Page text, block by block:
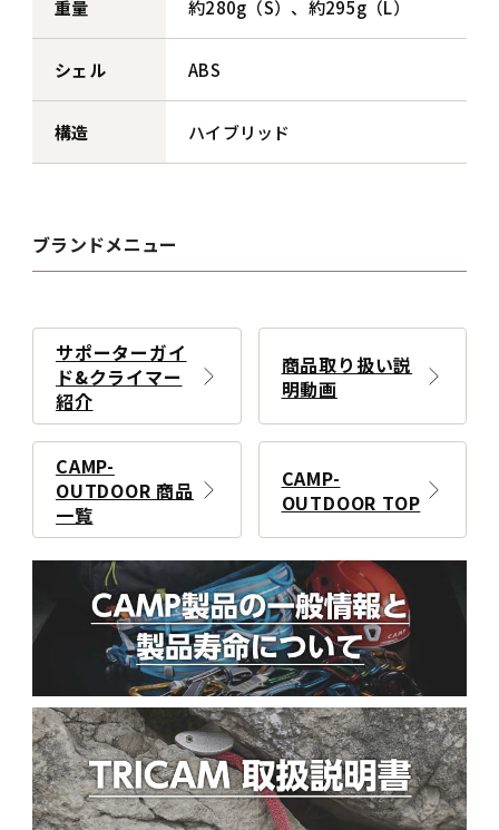
重量 約280g（S）、約295g（L）
シェル ABS
構造 ハイブリッド
ブランドメニュー
サポーターガイ
ド&クライマー
紹介
商品取り扱い説
明動画
CAMP-
OUTDOOR 商品
一覧
CAMP-
OUTDOOR TOP